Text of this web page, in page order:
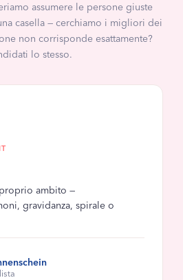
assumere le persone giuste
casella — cerchiamo i migliori dei
non corrisponde esattamente?
lo stesso.
ambito —
gravidanza, spirale o